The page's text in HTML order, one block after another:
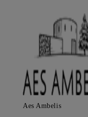
Aes Ambelis